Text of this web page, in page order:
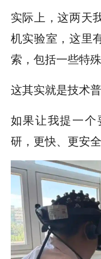
实际上，这两天
机实验室，这里
索，包括一些特
这其实就是技术
如果让我提一
研，更快、更安